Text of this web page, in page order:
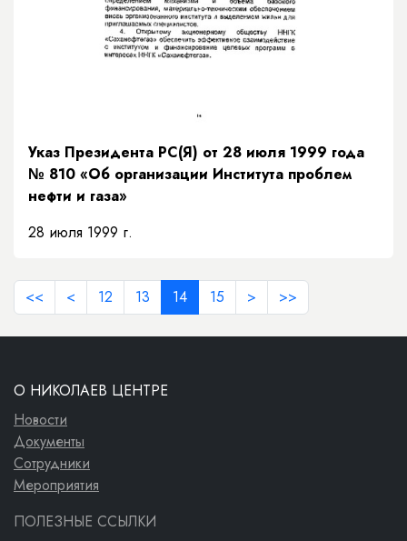
Указ Президента РС(Я) от 28 июля 1999 года
№ 810 «Об организации Института проблем
нефти и газа»
28 июля 1999 г.
<< < 12 13 14 15 > >>
О НИКОЛАЕВ ЦЕНТРЕ
Новости
Документы
Сотрудники
Мероприятия
ПОЛЕЗНЫЕ ССЫЛКИ